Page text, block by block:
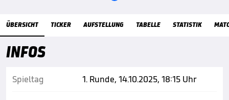
ÜBERSICHT TICKER AUFSTELLUNG TABELLE STATISTIK
Übersicht
INFOS
Spieltag 1. Runde, 14.10.2025, 18:15 Uhr